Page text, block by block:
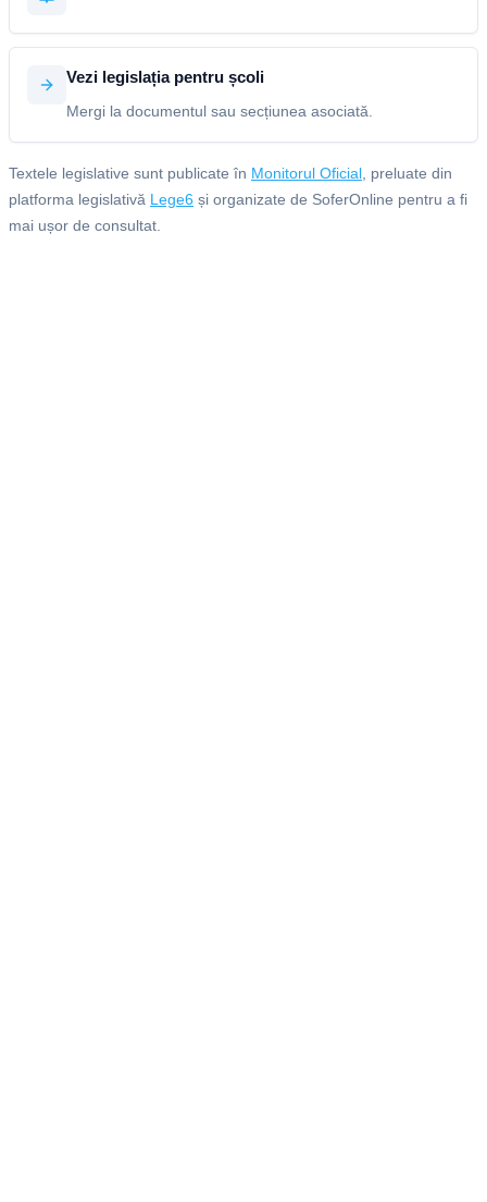
Vezi legislația pentru școli
Mergi la documentul sau secțiunea asociată.
Textele legislative sunt publicate în Monitorul Oficial , preluate din
platforma legislativă Lege6 și organizate de SoferOnline pentru a fi
mai ușor de consultat.